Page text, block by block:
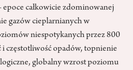
całkowicie zdominowanej
gazów cieplarnianych w
niespotykanych przez 800
i częstotliwość opadów, topnienie
globalny wzrost poziomu